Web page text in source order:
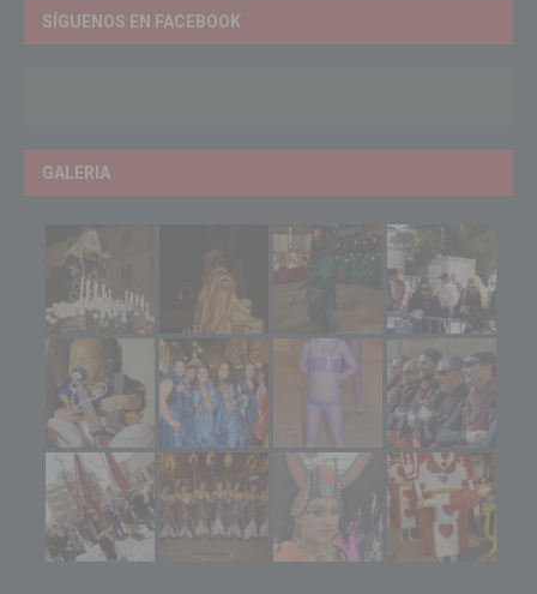
SÍGUENOS EN FACEBOOK
GALERIA